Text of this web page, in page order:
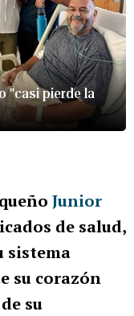
"casi pierde la
Junior
de salud,
sistema
su corazón
su